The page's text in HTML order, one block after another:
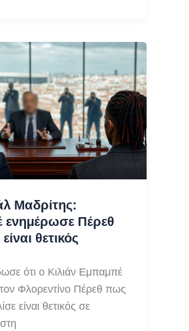
Μαδρίτης:
Πέρεθ
θετικός
ότι ο Κιλιάν Εμπαμπέ
Φλορεντίνο Πέρεθ πως
είναι θετικός σε